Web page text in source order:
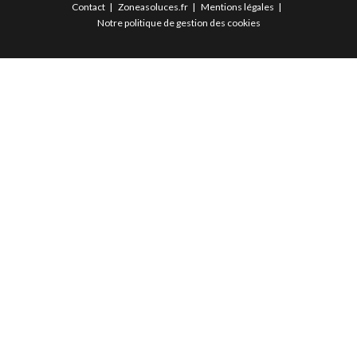
Contact Zoneasoluces.fr
Mentions légales
Notre politique de gestion des cookies